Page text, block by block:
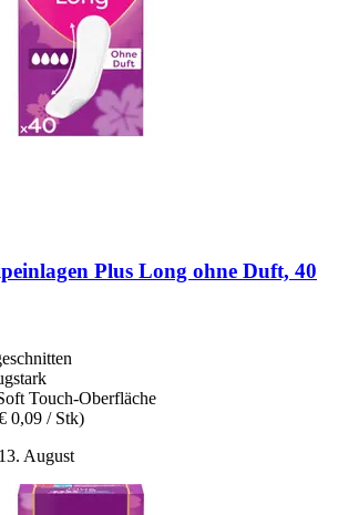
Plus Long ohne Duft, 40
Touch-Oberfläche
0,09 / Stk)
August